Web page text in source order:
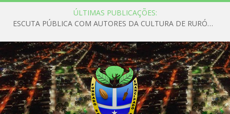
ÚLTIMAS PUBLICAÇÕES:
ESCUTA PÚBLICA COM AUTORES DA CULTURA DE RURÓPOLIS